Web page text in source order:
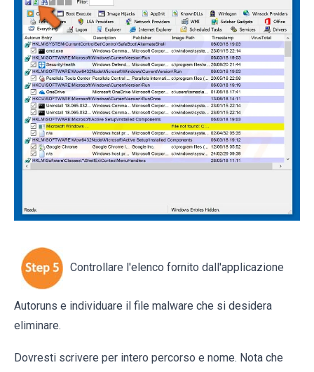
Controllare l'elenco fornito dall'applicazione
Autoruns e individuare il file malware che si desidera
eliminare.
Dovresti scrivere per intero percorso e nome. Nota che